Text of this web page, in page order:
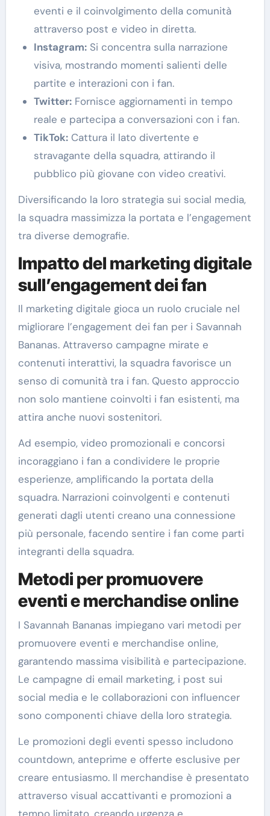
eventi e il coinvolgimento della comunità
attraverso post e video in diretta.
Instagram:Si concentra sulla narrazione
visiva, mostrando momenti salienti delle
partite e interazioni con i fan.
Twitter:Fornisce aggiornamenti in tempo
reale e partecipa a conversazioni con i fan.
TikTok:Cattura il lato divertente e
stravagante della squadra, attirando il
pubblico più giovane con video creativi.
Diversificando la loro strategia sui social media,
la squadra massimizza la portata e l’engagement
tra diverse demografie.
Impatto del marketing digitale
sull’engagement dei fan
Il marketing digitale gioca un ruolo cruciale nel
migliorare l’engagement dei fan per i Savannah
Bananas. Attraverso campagne mirate e
contenuti interattivi, la squadra favorisce un
senso di comunità tra i fan. Questo approccio
non solo mantiene coinvolti i fan esistenti, ma
attira anche nuovi sostenitori.
Ad esempio, video promozionali e concorsi
incoraggiano i fan a condividere le proprie
esperienze, amplificando la portata della
squadra. Narrazioni coinvolgenti e contenuti
generati dagli utenti creano una connessione
più personale, facendo sentire i fan come parti
integranti della squadra.
Metodi per promuovere
eventi e merchandise online
I Savannah Bananas impiegano vari metodi per
promuovere eventi e merchandise online,
garantendo massima visibilità e partecipazione.
Le campagne di email marketing, i post sui
social media e le collaborazioni con influencer
sono componenti chiave della loro strategia.
Le promozioni degli eventi spesso includono
countdown, anteprime e offerte esclusive per
creare entusiasmo. Il merchandise è presentato
attraverso visual accattivanti e promozioni a